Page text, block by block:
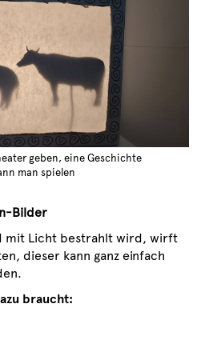
geben, eine Geschichte
man spielen
Bilder
mit Licht bestrahlt wird, wirft
dieser kann ganz einfach
braucht: